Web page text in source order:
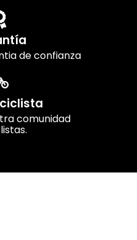
de confianza
comunidad